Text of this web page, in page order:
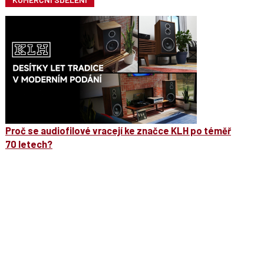
Proč se audiofilové vracejí ke značce KLH po téměř
70 letech?